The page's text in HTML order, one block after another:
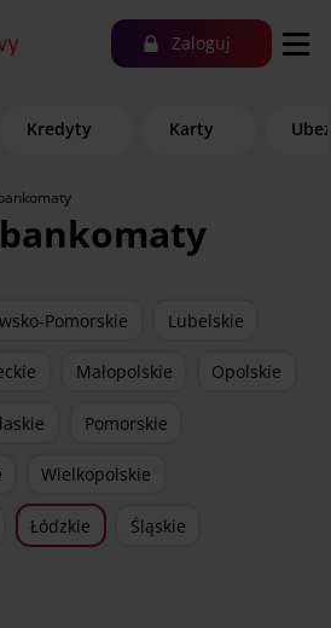
Zaloguj
Kredyty Karty
Pomorskie Lubelskie
Małopolskie Opolskie
Pomorskie
Wielkopolskie
Łódzkie Śląskie